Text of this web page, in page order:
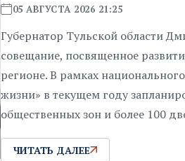
05 АВГУСТА 2026 21:25
Губернатор Тульской области
совещание, посвященное
регионе. В рамках
жизни» в текущем году
общественных зон и более 100
ЧИТАТЬ ДАЛЕЕ